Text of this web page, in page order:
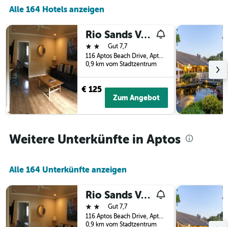
die
der
Tage
vor
dem
Aufenthalt
anzeigt
Das
Diagramm
1
die
Zimmerpreis
Alle 164 Hotels anzeigen
Rio Sands Vacation Rentals
2 SterneGut 7,7
116 Aptos Beach Drive, Aptos, CA, USA
0,9 km vom Stadtzentrum
€ 125
Zum Angebot
Weitere Unterkünfte in Aptos
Alle 164 Unterkünfte anzeigen
Rio Sands Vacation Rentals
2 SterneGut 7,7
116 Aptos Beach Drive, Aptos, CA, USA
0,9 km vom Stadtzentrum